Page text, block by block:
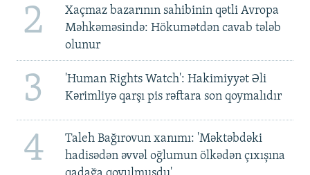
2
Xaçmaz bazarının sahibinin qətli Avropa
Məhkəməsində: Hökumətdən cavab tələb
olunur
3
'Human Rights Watch': Hakimiyyət Əli
Kərimliyə qarşı pis rəftara son qoymalıdır
4
Taleh Bağırovun xanımı: 'Məktəbdəki
hadisədən əvvəl oğlumun ölkədən çıxışına